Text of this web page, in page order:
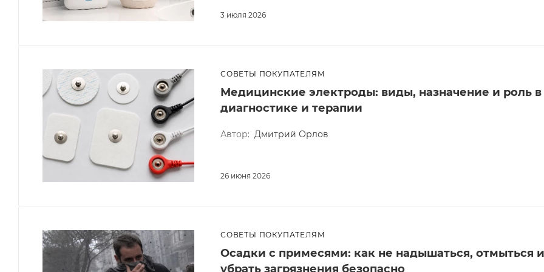
3 июля 2026
СОВЕТЫ ПОКУПАТЕЛЯМ
26 июня 2026
Медицинские электроды: виды, назначение и роль в
диагностике и терапии
Автор: Дмитрий Орлов
СОВЕТЫ ПОКУПАТЕЛЯМ
Осадки с примесями: как не надышаться, отмыться и
убрать загрязнения безопасно